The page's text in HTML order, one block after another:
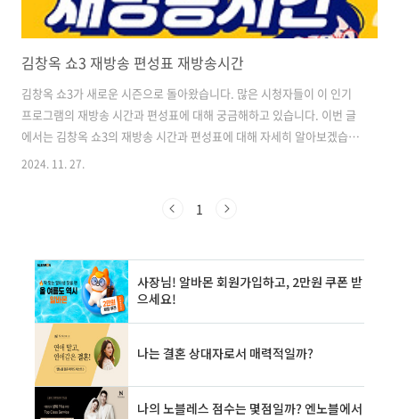
김창옥 쇼3 재방송 편성표 재방송시간
김창옥 쇼3가 새로운 시즌으로 돌아왔습니다. 많은 시청자들이 이 인기
프로그램의 재방송 시간과 편성표에 대해 궁금해하고 있습니다. 이번 글
에서는 김창옥 쇼3의 재방송 시간과 편성표에 대해 자세히 알아보겠습니
다. 김창옥 쇼3 프로그램 소개 김창옥 쇼3는 대한민국 강연계의 레전드
부모와 자식, 친구 등 다양한 관계에서 발생하는 문제들을 유쾌하게 풀어
집중합니다. 김창옥의 특유의 유쾌한 소통 방식으로 다양한 문제들에 대
한 솔루션을 제시하며 시청자들에게 웃음과 감동을 전달합니다. ✅김창
옥 쇼3의..
2024. 11. 27.
1